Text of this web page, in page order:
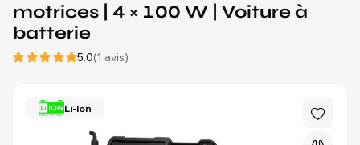
motrices | 4 × 100 W | Voiture à
batterie
5.0(1 avis)
Li-Ion